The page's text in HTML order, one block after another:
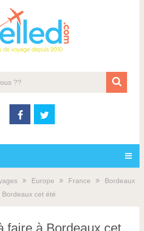
Europe France
Bordeaux
cet été
faire à Bordeaux cet